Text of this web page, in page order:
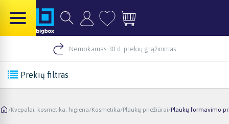
Nemokamas 30 d. prekių grąžinimas
Prekių filtras
/Kvepalai, kosmetika, higiena/Kosmetika/Plaukų priežiūrai/Plaukų formavimo